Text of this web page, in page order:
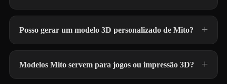
Posso gerar um modelo 3D personalizado de Mito?
Modelos Mito servem para jogos ou impressão 3D?